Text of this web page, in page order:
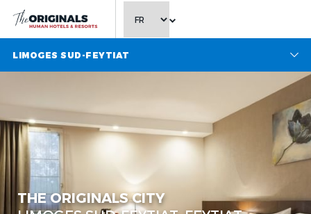
CHOISIR LA LANGUE
LIMOGES SUD-FEYTIAT
THE ORIGINALS CITY
The Originals City, Limoges
Sud-Feytiat